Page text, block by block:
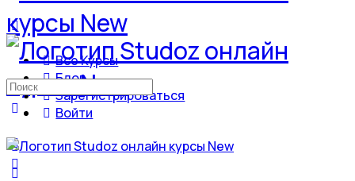
Все Курсы
Блог
Зарегистрироваться
Войти
Искать: